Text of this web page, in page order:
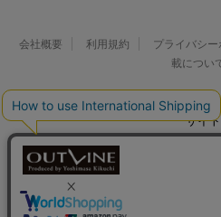
会社概要 利用規約 プライバシー
載につい
© 2026 Watch LIFE NEWS｜ウオッチ
サイト